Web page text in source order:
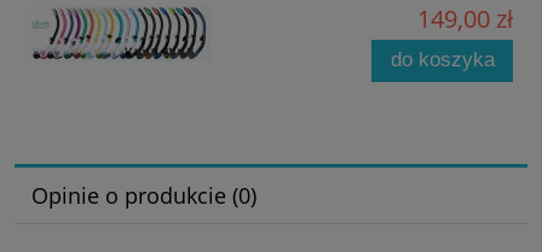
149,00 zł
do koszyka
Opinie o produkcie (0)